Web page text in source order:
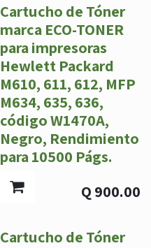
Cartucho de Tóner
marca ECO-TONER
para impresoras
Hewlett Packard
M610, 611, 612, MFP
M634, 635, 636,
código W1470A,
Negro, Rendimiento
para 10500 Págs.
Q 900.00
Cartucho de Tóner